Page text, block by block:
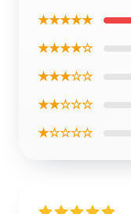
★★★★★
★★★★☆
★★★☆☆
★★☆☆☆
★☆☆☆☆